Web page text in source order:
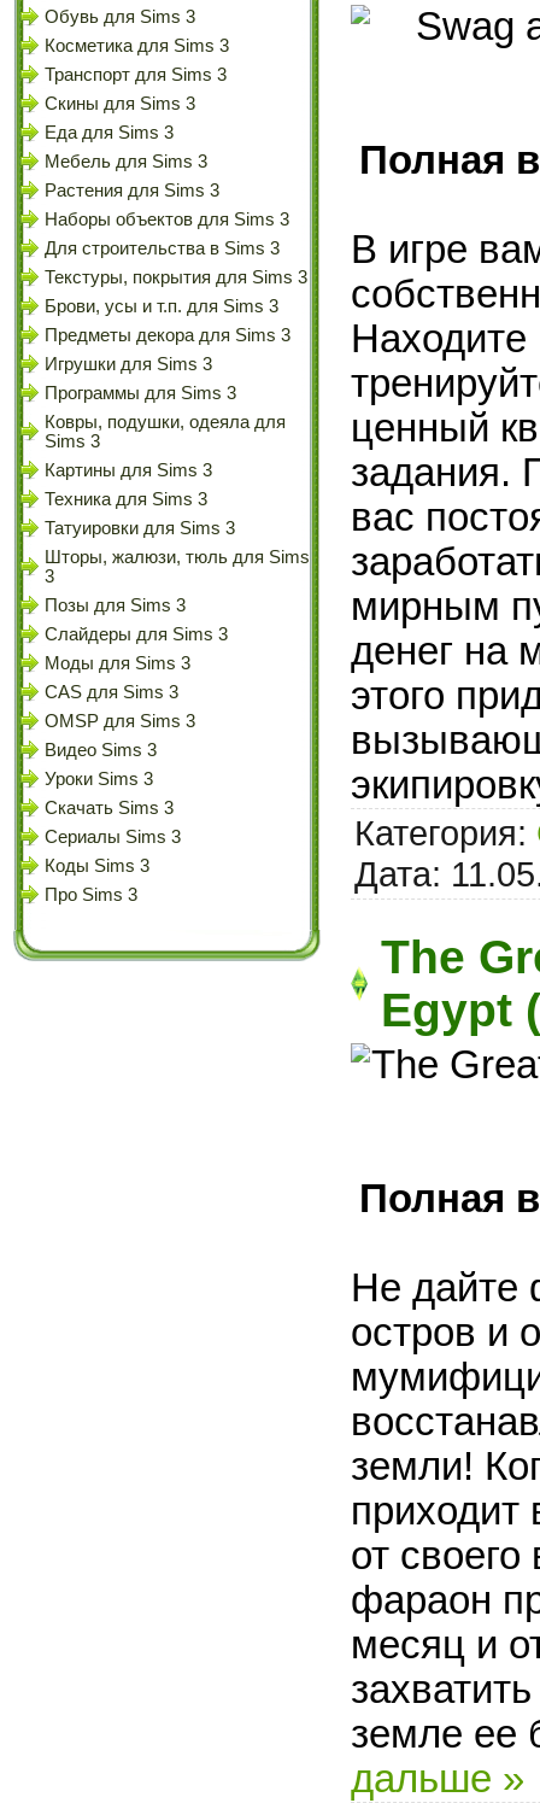
Обувь для Sims 3
Косметика для Sims 3
Транспорт для Sims 3
Скины для Sims 3
Еда для Sims 3
Мебель для Sims 3
Растения для Sims 3
Наборы объектов для Sims 3
Для строительства в Sims 3
Текстуры, покрытия для Sims 3
Брови, усы и т.п. для Sims 3
Предметы декора для Sims 3
Игрушки для Sims 3
Программы для Sims 3
Ковры, подушки, одеяла для
Sims 3
Картины для Sims 3
Техника для Sims 3
Татуировки для Sims 3
Шторы, жалюзи, тюль для Sims
3
Позы для Sims 3
Слайдеры для Sims 3
Моды для Sims 3
CAS для Sims 3
OMSP для Sims 3
Видео Sims 3
Уроки Sims 3
Скачать Sims 3
Сериалы Sims 3
Коды Sims 3
Про Sims 3
Полная
В игре
Находите
ценный
задания.
вас
мирным
денег на
этого
Категория:
Дата:
The
Egypt
Полная
Не дайте
остров и
земли!
приходит
от
фараон
месяц и
земле ее
дальше »